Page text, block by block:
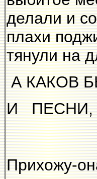
делали и
плахи
тянули на
А КАКОВ
И
Прихожу-